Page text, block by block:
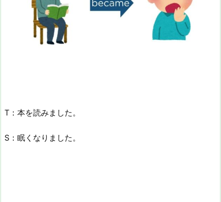
T：本を読みました。
S：眠くなりました。